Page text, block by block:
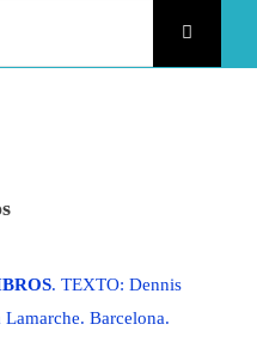
. TEXTO: Dennis
Barcelona.